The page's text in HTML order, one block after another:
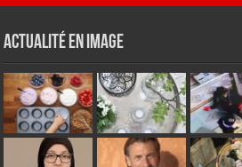
Actualité en Image